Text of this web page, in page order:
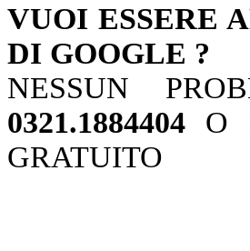
VUOI ESSERE
DI GOOGLE ?
NESSUN
0321.1884404 O
GRATUITO